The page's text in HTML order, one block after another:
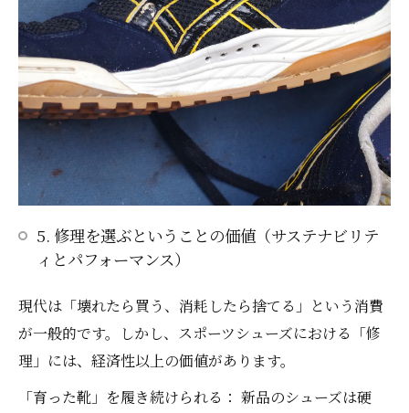
5. 修理を選ぶということの価値（サステナビリテ
ィとパフォーマンス）
現代は「壊れたら買う、消耗したら捨てる」という消費
が一般的です。しかし、スポーツシューズにおける「修
理」には、経済性以上の価値があります。
「育った靴」を履き続けられる： 新品のシューズは硬